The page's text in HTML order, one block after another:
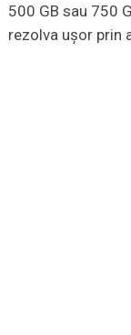
500 GB sau 750
rezolva uşor prin